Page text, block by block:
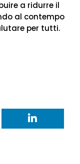
a ridurre il
al contempo
per tutti.